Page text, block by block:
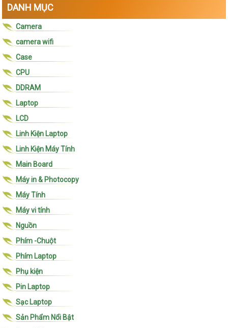
DANH MỤC
Camera
camera wifi
Case
CPU
DDRAM
Laptop
LCD
Linh Kiện Laptop
Linh Kiện Máy Tính
Main Board
Máy in & Photocopy
Máy Tính
Máy vi tính
Nguồn
Phím -Chuột
Phím Laptop
Phụ kiện
Pin Laptop
Sạc Laptop
Sản Phẩm Nổi Bật